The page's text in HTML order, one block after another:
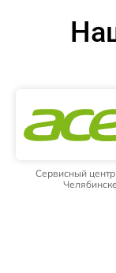
Сервисный
Челябинске